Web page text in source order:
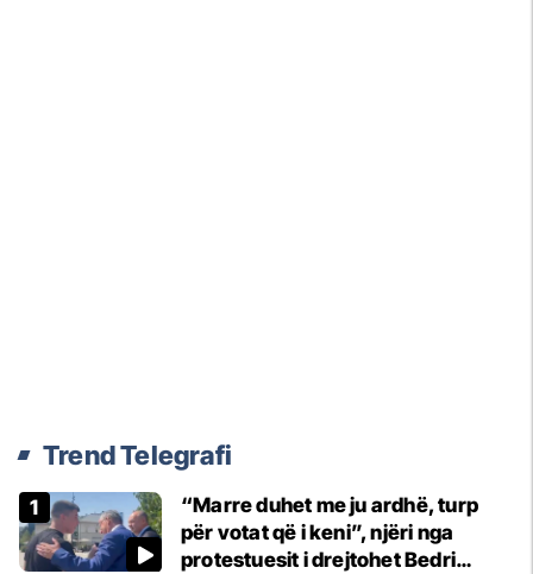
Trend Telegrafi
“Marre duhet me ju ardhë, turp
për votat që i keni”, njëri nga
protestuesit i drejtohet Bedri